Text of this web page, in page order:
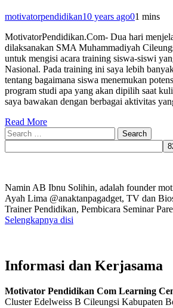
motivatorpendidikan10 years ago01 mins
MotivatorPendidikan.Com- Dua hari
dilaksanakan SMA Muhammadiyah
untuk mengisi acara training siswa-siswi
Nasional. Pada training ini saya lebih
tentang bagaimana siswa menemukan
program studi apa yang akan dipilih saat
saya bawakan dengan berbagai aktivitas
Read More
Search
for:
Namin AB Ibnu Solihin, adalah founder
Ayah Lima @anaktanpagadget, TV dan
Trainer Pendidikan, Pembicara Seminar
Selengkapnya disi
Informasi dan Kerjasama
Motivator Pendidikan Com Learning
Cluster Edelweiss B Cileungsi Kabupaten